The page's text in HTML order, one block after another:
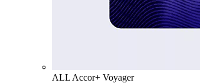
ALL Accor+ Voyager